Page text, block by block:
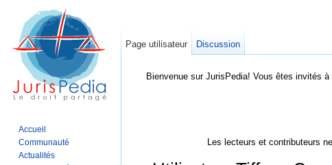
Bienvenue sur JurisPedia! Vous êtes invités à
Les lecteurs et contributeurs
Page utilisateur Discussion
Accueil
Communauté
Actualités